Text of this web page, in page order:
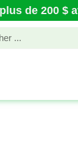
de 200 $